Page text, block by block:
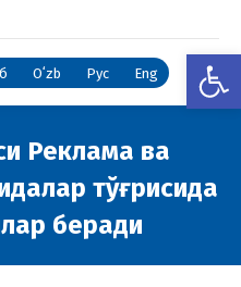
Oʻzb Рус Eng
Реклама ва
тўғрисида
беради